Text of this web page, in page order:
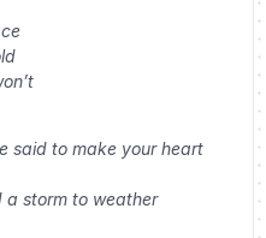
said to make your heart
a storm to weather